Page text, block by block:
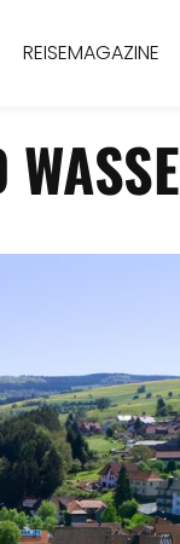
REISEMAGAZINE